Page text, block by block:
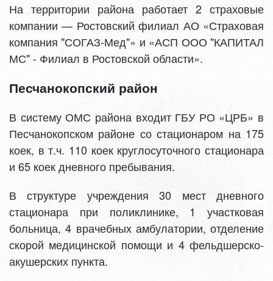
На территории района работает 2 страховые
компании — Ростовский филиал АО «Страховая
компания "СОГАЗ-Мед"» и «АСП ООО "КАПИТАЛ
МС" - Филиал в Ростовской области».
Песчанокопский район
В систему ОМС района входит ГБУ РО «ЦРБ» в
Песчанокопском районе со стационаром на 175
коек, в т.ч. 110 коек круглосуточного стационара
и 65 коек дневного пребывания.
В структуре учреждения 30 мест дневного
стационара при поликлинике, 1 участковая
больница, 4 врачебных амбулатории, отделение
скорой медицинской помощи и 4 фельдшерско-
акушерских пункта.